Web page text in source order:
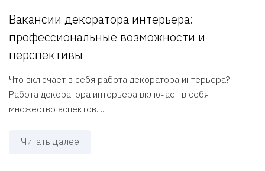
Вакансии декоратора интерьера:
профессиональные возможности и
перспективы
Что включает в себя работа декоратора интерьера?
Работа декоратора интерьера включает в себя
множество аспектов. ...
Читать далее